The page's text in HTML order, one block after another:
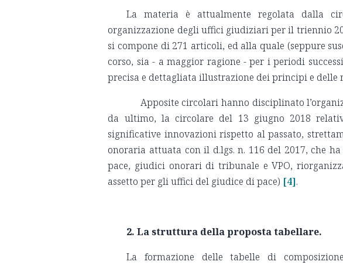
La materia è attualmente regolata dalla
organizzazione degli uffici giudiziari per il triennio
si compone di 271 articoli, ed alla quale (seppure
corso, sia - a maggior ragione - per i periodi
precisa e dettagliata illustrazione dei principi e delle
Apposite circolari hanno disciplinato
da ultimo, la circolare del 13 giugno 2018
significative innovazioni rispetto al passato,
onoraria attuata con il d.lgs. n. 116 del 2017, che
pace, giudici onorari di tribunale e VPO,
assetto per gli uffici del giudice di pace) [4].
2. La struttura della proposta tabellare.
La formazione delle tabelle di